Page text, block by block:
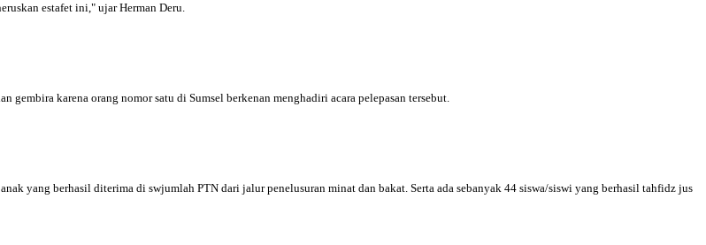
estafet ini," ujar Herman Deru.
karena orang nomor satu di Sumsel berkenan menghadiri acara pelepasan tersebut.
yang berhasil diterima di swjumlah PTN dari jalur penelusuran minat dan bakat. Serta ada sebanyak 44 siswa/siswi yang berhasil tahfidz jus